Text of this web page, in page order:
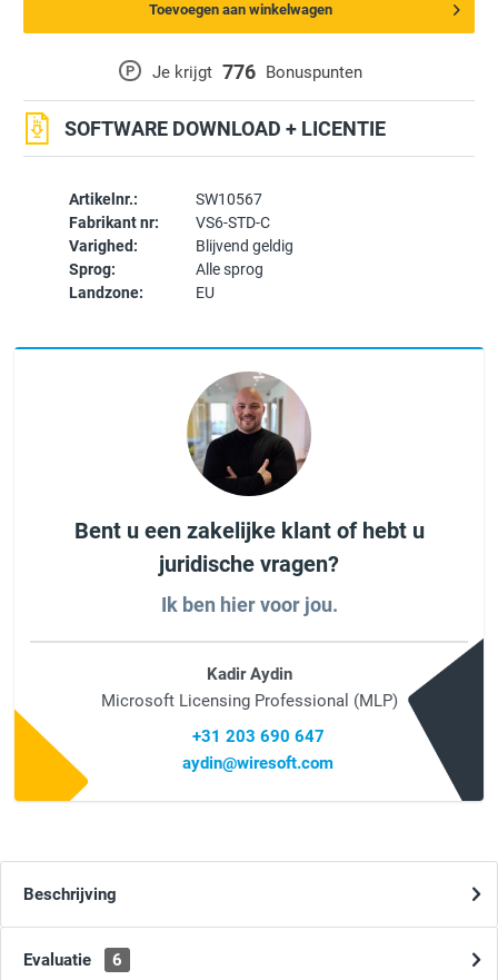
Artikelnr.:
SW10567
Fabrikant nr:
VS6-STD-C
Varighed:
Blijvend geldig
Sprog:
Alle sprog
Landzone:
EU
P Je krijgt 776 Bonuspunten
SOFTWARE DOWNLOAD + LICENTIE
Toevoegen aan winkelwagen
Bent u een zakelijke klant of hebt u
juridische vragen?
Ik ben hier voor jou.
Kadir Aydin
Microsoft Licensing Professional (MLP)
+31 203 690 647
aydin@wiresoft.com
Beschrijving
Evaluatie 6